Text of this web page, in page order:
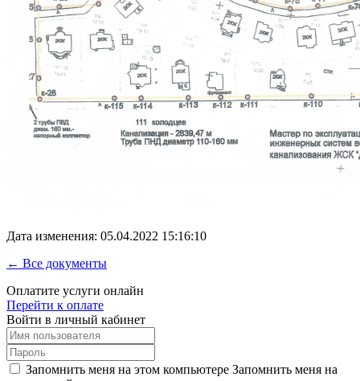
Дата изменения: 05.04.2022 15:16:10
← Все документы
Оплатите услуги онлайн
Перейти к оплате
Войти в личный кабинет
Запомнить меня на этом компьютере Запомнить меня на